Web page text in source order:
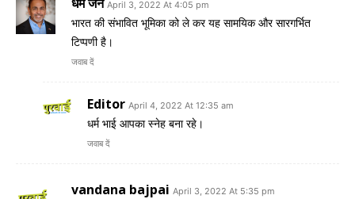
April 3, 2022 At 4:05 pm
भारत की संभावित भूमिका को ले कर यह सामयिक और सारगर्भित
टिप्पणी है।
जवाब दें
Editor April 4, 2022 At 12:35 am
धर्म भाई आपका स्नेह बना रहे।
जवाब दें
vandana bajpai April 3, 2022 At 5:35 pm